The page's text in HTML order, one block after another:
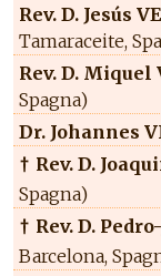
Rev. D. Jesús
Tamaraceite,
Rev. D. Miquel
Spagna)
Dr. Johannes
† Rev. D.
Spagna)
† Rev. D.
Barcelona,